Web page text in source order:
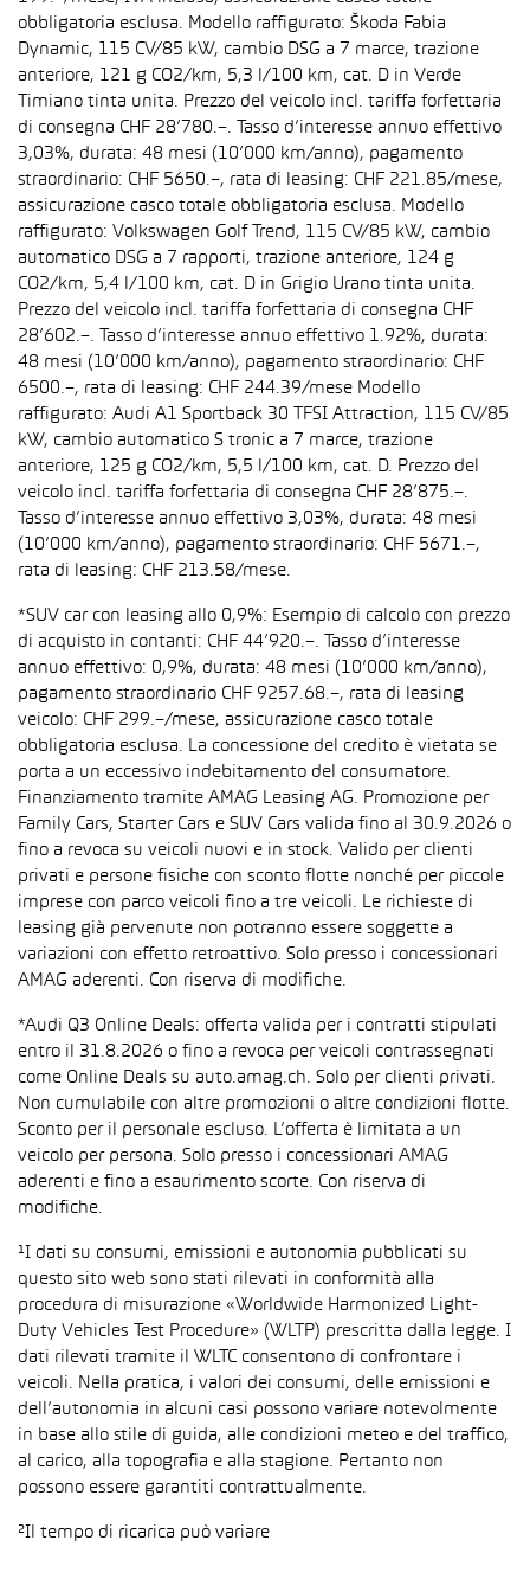
obbligatoria esclusa. Modello raffigurato: Škoda Fabia
Dynamic, 115 CV/85 kW, cambio DSG a 7 marce, trazione
anteriore, 121 g CO2/km, 5,3 l/100 km, cat. D in Verde
Timiano tinta unita. Prezzo del veicolo incl. tariffa forfettaria
di consegna CHF 28’780.–. Tasso d’interesse annuo effettivo
3,03%, durata: 48 mesi (10’000 km/anno), pagamento
straordinario: CHF 5650.–, rata di leasing: CHF 221.85/mese,
assicurazione casco totale obbligatoria esclusa. Modello
raffigurato: Volkswagen Golf Trend, 115 CV/85 kW, cambio
automatico DSG a 7 rapporti, trazione anteriore, 124 g
CO2/km, 5,4 l/100 km, cat. D in Grigio Urano tinta unita.
Prezzo del veicolo incl. tariffa forfettaria di consegna CHF
28’602.–. Tasso d’interesse annuo effettivo 1.92%, durata:
48 mesi (10’000 km/anno), pagamento straordinario: CHF
6500.–, rata di leasing: CHF 244.39/mese Modello
raffigurato: Audi A1 Sportback 30 TFSI Attraction, 115 CV/85
kW, cambio automatico S tronic a 7 marce, trazione
anteriore, 125 g CO2/km, 5,5 l/100 km, cat. D. Prezzo del
veicolo incl. tariffa forfettaria di consegna CHF 28’875.–.
Tasso d’interesse annuo effettivo 3,03%, durata: 48 mesi
(10’000 km/anno), pagamento straordinario: CHF 5671.–,
rata di leasing: CHF 213.58/mese.
*SUV car con leasing allo 0,9%: Esempio di calcolo con prezzo
di acquisto in contanti: CHF 44’920.–. Tasso d’interesse
annuo effettivo: 0,9%, durata: 48 mesi (10’000 km/anno),
pagamento straordinario CHF 9257.68.–, rata di leasing
veicolo: CHF 299.–/mese, assicurazione casco totale
obbligatoria esclusa. La concessione del credito è vietata se
porta a un eccessivo indebitamento del consumatore.
Finanziamento tramite AMAG Leasing AG. Promozione per
Family Cars, Starter Cars e SUV Cars valida fino al 30.9.2026 o
fino a revoca su veicoli nuovi e in stock. Valido per clienti
privati e persone fisiche con sconto flotte nonché per piccole
imprese con parco veicoli fino a tre veicoli. Le richieste di
leasing già pervenute non potranno essere soggette a
variazioni con effetto retroattivo. Solo presso i concessionari
AMAG aderenti. Con riserva di modifiche.
*Audi Q3 Online Deals: offerta valida per i contratti stipulati
entro il 31.8.2026 o fino a revoca per veicoli contrassegnati
come Online Deals su auto.amag.ch. Solo per clienti privati.
Non cumulabile con altre promozioni o altre condizioni flotte.
Sconto per il personale escluso. L’offerta è limitata a un
veicolo per persona. Solo presso i concessionari AMAG
aderenti e fino a esaurimento scorte. Con riserva di
modifiche.
¹I dati su consumi, emissioni e autonomia pubblicati su
questo sito web sono stati rilevati in conformità alla
procedura di misurazione «Worldwide Harmonized Light-
Duty Vehicles Test Procedure» (WLTP) prescritta dalla legge. I
dati rilevati tramite il WLTC consentono di confrontare i
veicoli. Nella pratica, i valori dei consumi, delle emissioni e
dell’autonomia in alcuni casi possono variare notevolmente
in base allo stile di guida, alle condizioni meteo e del traffico,
al carico, alla topografia e alla stagione. Pertanto non
possono essere garantiti contrattualmente.
²Il tempo di ricarica può variare